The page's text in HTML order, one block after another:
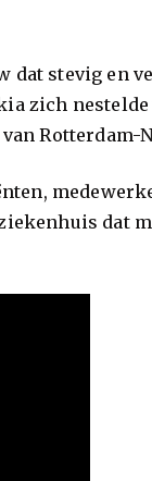
dat stevig en
zich
Rotterdam-
dat